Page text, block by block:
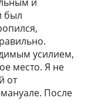
был
усилием,
место. Я не
от
После